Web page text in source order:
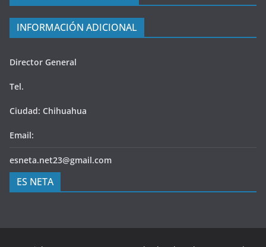
INFORMACIÓN ADICIONAL
Director General
Tel.
Ciudad: Chihuahua
Email:
esneta.net23@gmail.com
ES NETA